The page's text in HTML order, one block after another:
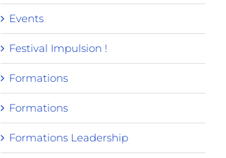
Events
Festival Impulsion !
Formations
Formations
Formations Leadership